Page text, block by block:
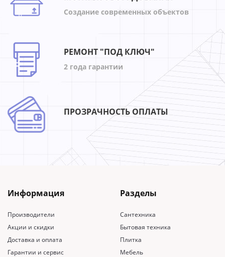
Создание современных объектов
РЕМОНТ "ПОД КЛЮЧ"
2 года гарантии
ПРОЗРАЧНОСТЬ ОПЛАТЫ
Информация
Производители
Акции и скидки
Доставка и оплата
Гарантии и сервис
Разделы
Сантехника
Бытовая техника
Плитка
Мебель